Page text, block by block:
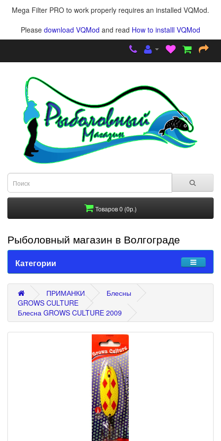
Mega Filter PRO to work properly requires an installed VQMod.
Please download VQMod and read How to installl VQMod
Товаров 0 (0р.)
Рыболовный магазин в Волгограде
Категории
ПРИМАНКИ
Блесны
GROWS CULTURE
Блесна GROWS CULTURE 2009